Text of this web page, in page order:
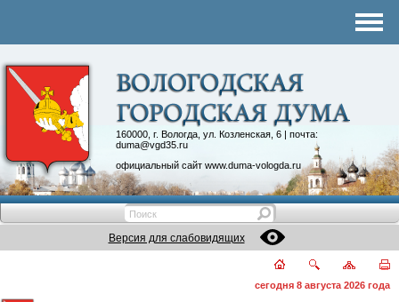
160000, г. Вологда, ул. Козленская, 6 | почта:
duma@vgd35.ru
официальный сайт www.duma-vologda.ru
Контакты
Депутатские объединения
Версия для слабовидящих
сегодня 8 августа 2026 года